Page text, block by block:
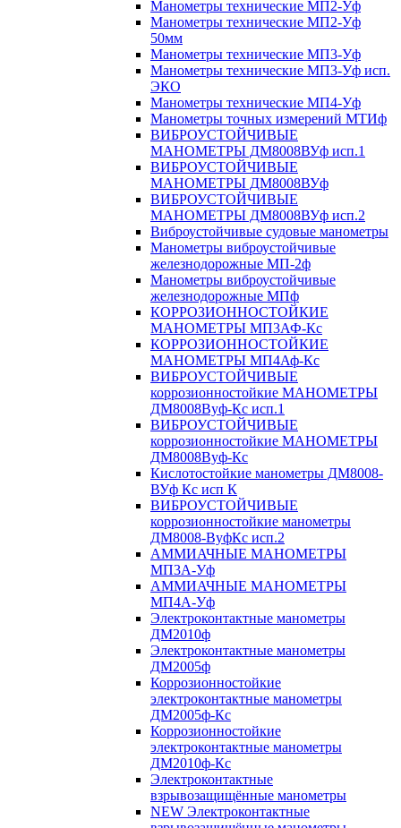
Манометры технические МП2-Уф
Манометры технические МП2-Уф
50мм
Манометры технические МП3-Уф
Манометры технические МП3-Уф исп.
ЭКО
Манометры технические МП4-Уф
Манометры точных измерений МТИф
ВИБРОУСТОЙЧИВЫЕ
МАНОМЕТРЫ ДМ8008ВУф исп.1
ВИБРОУСТОЙЧИВЫЕ
МАНОМЕТРЫ ДМ8008ВУф
ВИБРОУСТОЙЧИВЫЕ
МАНОМЕТРЫ ДМ8008ВУф исп.2
Виброустойчивые судовые манометры
Манометры виброустойчивые
железнодорожные МП-2ф
Манометры виброустойчивые
железнодорожные МПф
КОРРОЗИОННОСТОЙКИЕ
МАНОМЕТРЫ МП3АФ-Кс
КОРРОЗИОННОСТОЙКИЕ
МАНОМЕТРЫ МП4Аф-Кс
ВИБРОУСТОЙЧИВЫЕ
коррозионностойкие МАНОМЕТРЫ
ДМ8008Вуф-Кс исп.1
ВИБРОУСТОЙЧИВЫЕ
коррозионностойкие МАНОМЕТРЫ
ДМ8008Вуф-Кс
Кислотостойкие манометры ДМ8008-
ВУф Кс исп К
ВИБРОУСТОЙЧИВЫЕ
коррозионностойкие манометры
ДМ8008-ВуфКс исп.2
АММИАЧНЫЕ МАНОМЕТРЫ
МП3А-Уф
АММИАЧНЫЕ МАНОМЕТРЫ
МП4А-Уф
Электроконтактные манометры
ДМ2010ф
Электроконтактные манометры
ДМ2005ф
Коррозионностойкие
электроконтактные манометры
ДМ2005ф-Кс
Коррозионностойкие
электроконтактные манометры
ДМ2010ф-Кс
Электроконтактные
взрывозащищённые манометры
NEW Электроконтактные